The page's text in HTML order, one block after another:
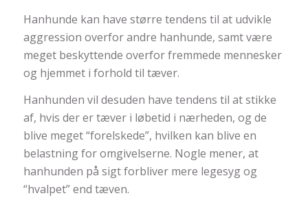
Hanhunde kan have større tendens til at udvikle
aggression overfor andre hanhunde, samt være
meget beskyttende overfor fremmede mennesker
og hjemmet i forhold til tæver.
Hanhunden vil desuden have tendens til at stikke
af, hvis der er tæver i løbetid i nærheden, og de
blive meget “forelskede”, hvilken kan blive en
belastning for omgivelserne. Nogle mener, at
hanhunden på sigt forbliver mere legesyg og
“hvalpet” end tæven.